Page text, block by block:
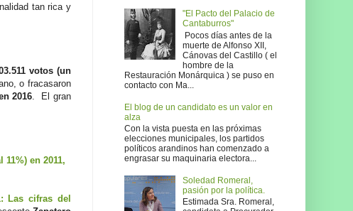
tan rica y
votos (un
o fracasaron
2016 . El gran
en 2011,
Las cifras del
"El Pacto del Palacio de
Cantaburros"
Pocos días antes de la
muerte de Alfonso XII,
Cánovas del Castillo ( el
hombre de la
Restauración Monárquica ) se puso en
contacto con Ma...
El blog de un candidato es un valor en
alza
Con la vista puesta en las próximas
elecciones municipales, los partidos
políticos arandinos han comenzado a
engrasar su maquinaria electora...
Soledad Romeral,
pasión por la política.
Estimada Sra. Romeral,